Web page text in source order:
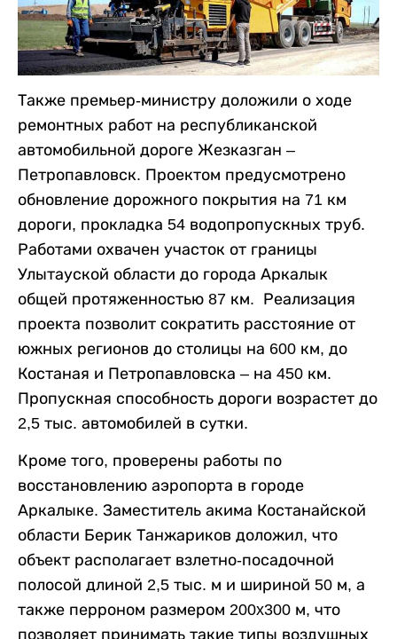
Также премьер-министру доложили о ходе
ремонтных работ на республиканской
автомобильной дороге Жезказган –
Петропавловск. Проектом предусмотрено
обновление дорожного покрытия на 71 км
дороги, прокладка 54 водопропускных труб.
Работами охвачен участок от границы
Улытауской области до города Аркалык
общей протяженностью 87 км. Реализация
проекта позволит сократить расстояние от
южных регионов до столицы на 600 км, до
Костаная и Петропавловска – на 450 км.
Пропускная способность дороги возрастет до
2,5 тыс. автомобилей в сутки.
Кроме того, проверены работы по
восстановлению аэропорта в городе
Аркалыке. Заместитель акима Костанайской
области Берик Танжариков доложил, что
объект располагает взлетно-посадочной
полосой длиной 2,5 тыс. м и шириной 50 м, а
также перроном размером 200x300 м, что
позволяет принимать такие типы воздушных